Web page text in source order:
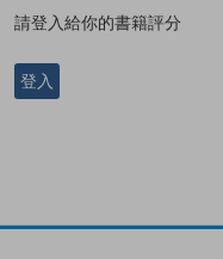
請登入給你的書籍評分
登入